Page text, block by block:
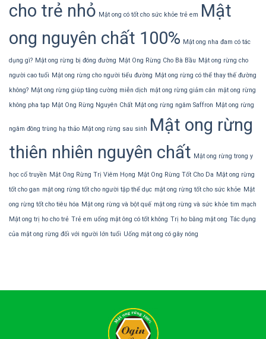
cho trẻ nhỏ Mật ong có tốt cho sức khỏe trẻ em Mật
ong nguyên chất 100% Mật ong nha đam có tác
dụng gì? Mật ong rừng bị đóng đường Mật Ong Rừng Cho Bà Bầu Mật ong rừng cho
người cao tuổi Mật ong rừng cho người tiểu đường Mật ong rừng có thể thay thế đường
không? Mật ong rừng giúp tăng cường miễn dịch mật ong rừng giảm cân mật ong rừng
không pha tạp Mật Ong Rừng Nguyên Chất Mật ong rừng ngâm Saffron Mật ong rừng
ngâm đông trùng hạ thảo Mật ong rừng sau sinh Mật ong rừng
thiên nhiên nguyên chất Mật ong rừng trong y
học cổ truyền Mật Ong Rừng Trị Viêm Họng Mật Ong Rừng Tốt Cho Da Mật ong rừng
tốt cho gan mật ong rừng tốt cho người tập thể dục mật ong rừng tốt cho sức khỏe Mật
ong rừng tốt cho tiêu hóa Mật ong rừng và bột quế mật ong rừng và sức khỏe tim mạch
Mật ong trị ho cho trẻ Trẻ em uống mật ông có tốt không Trị ho bằng mật ong Tác dụng
của mật ong rừng đối với người lớn tuổi Uống mật ong có gây nóng